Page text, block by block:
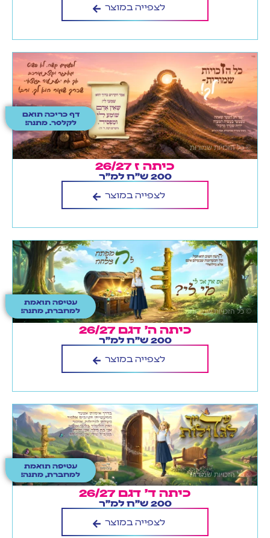
לצפייה במוצר
דף כריכה תואם
לקלסר. מתנה!
כיתה ז 26/27
200 ש"ח למ"ר
לצפייה במוצר
עטיפה תואמת
למחברת, מתנה!
כיתה ה' דגם 26/27
200 ש"ח למ"ר
לצפייה במוצר
עטיפה תואמת
למחברת, מתנה!
כיתה ד' דגם 26/27
200 ש"ח למ"ר
לצפייה במוצר